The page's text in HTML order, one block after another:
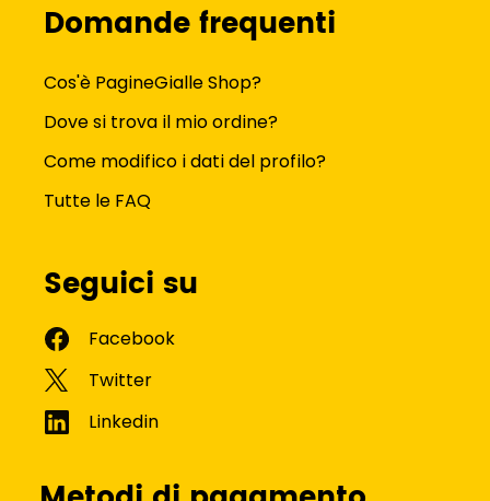
Domande frequenti
Cos'è PagineGialle Shop?
Dove si trova il mio ordine?
Come modifico i dati del profilo?
Tutte le FAQ
Seguici su